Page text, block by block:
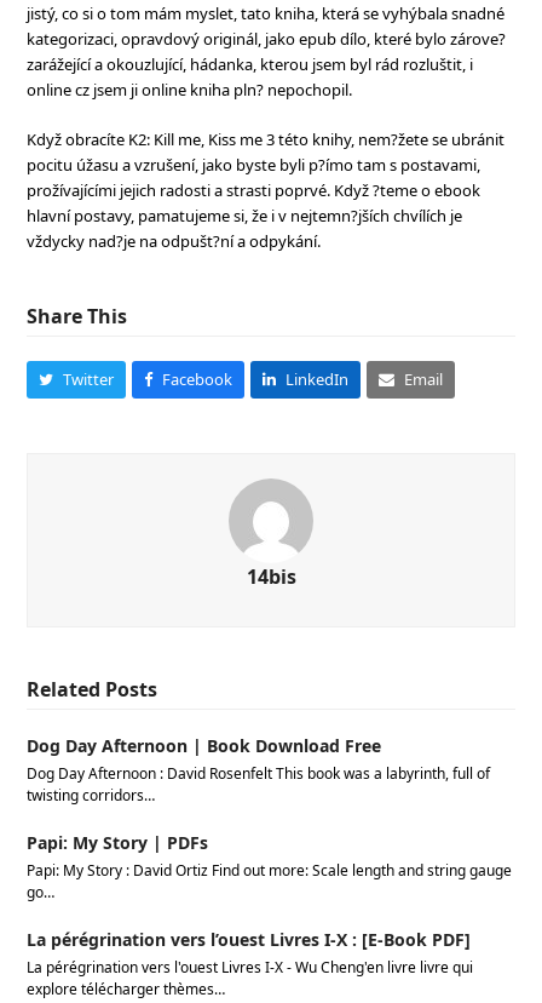
jistý, co si o tom mám myslet, tato kniha, která se vyhýbala snadné
kategorizaci, opravdový originál, jako epub dílo, které bylo zárove?
zarážející a okouzlující, hádanka, kterou jsem byl rád rozluštit, i
online cz jsem ji online kniha pln? nepochopil.
Když obracíte K2: Kill me, Kiss me 3 této knihy, nem?žete se ubránit
pocitu úžasu a vzrušení, jako byste byli p?ímo tam s postavami,
prožívajícími jejich radosti a strasti poprvé. Když ?teme o ebook
hlavní postavy, pamatujeme si, že i v nejtemn?jších chvílích je
vždycky nad?je na odpušt?ní a odpykání.
Share This
Twitter Facebook LinkedIn Email
14bis
Related Posts
Dog Day Afternoon | Book Download Free
Dog Day Afternoon : David Rosenfelt This book was a labyrinth, full of
twisting corridors…
Papi: My Story | PDFs
Papi: My Story : David Ortiz Find out more: Scale length and string gauge
go…
La pérégrination vers l’ouest Livres I-X : [E-Book PDF]
La pérégrination vers l'ouest Livres I-X - Wu Cheng'en livre livre qui
explore télécharger thèmes…